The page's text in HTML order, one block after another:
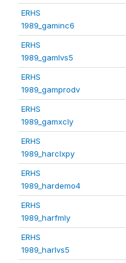
ERHS
1989_gaminc6
ERHS
1989_gamlvs5
ERHS
1989_gamprodv
ERHS
1989_gamxcly
ERHS
1989_harclxpy
ERHS
1989_hardemo4
ERHS
1989_harfmly
ERHS
1989_harlvs5